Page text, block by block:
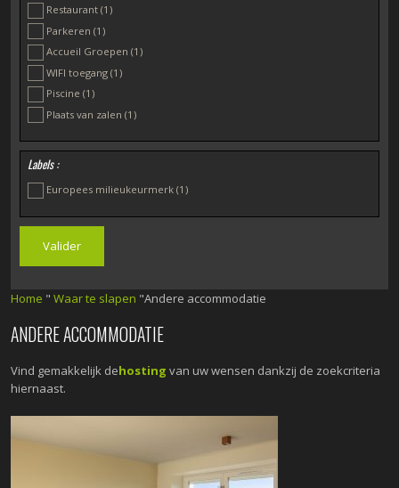
Restaurant(1)
Parkeren(1)
Accueil Groepen(1)
WIFI toegang(1)
Piscine(1)
Plaats van zalen(1)
Labels :
Europees milieukeurmerk(1)
Home "Waar te slapen "Andere accommodatie
ANDERE ACCOMMODATIE
Vind gemakkelijk dehosting van uw wensen dankzij de zoekcriteria
hiernaast.